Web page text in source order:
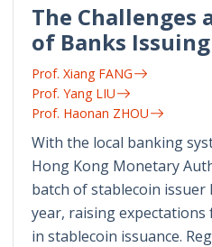
The Challenges
of Banks
Prof. Xiang FANG
Prof. Yang LIU
Prof. Haonan ZHOU
With the local banking
Hong Kong Monetary
batch of stablecoin issuer
year, raising
in stablecoin issuance.